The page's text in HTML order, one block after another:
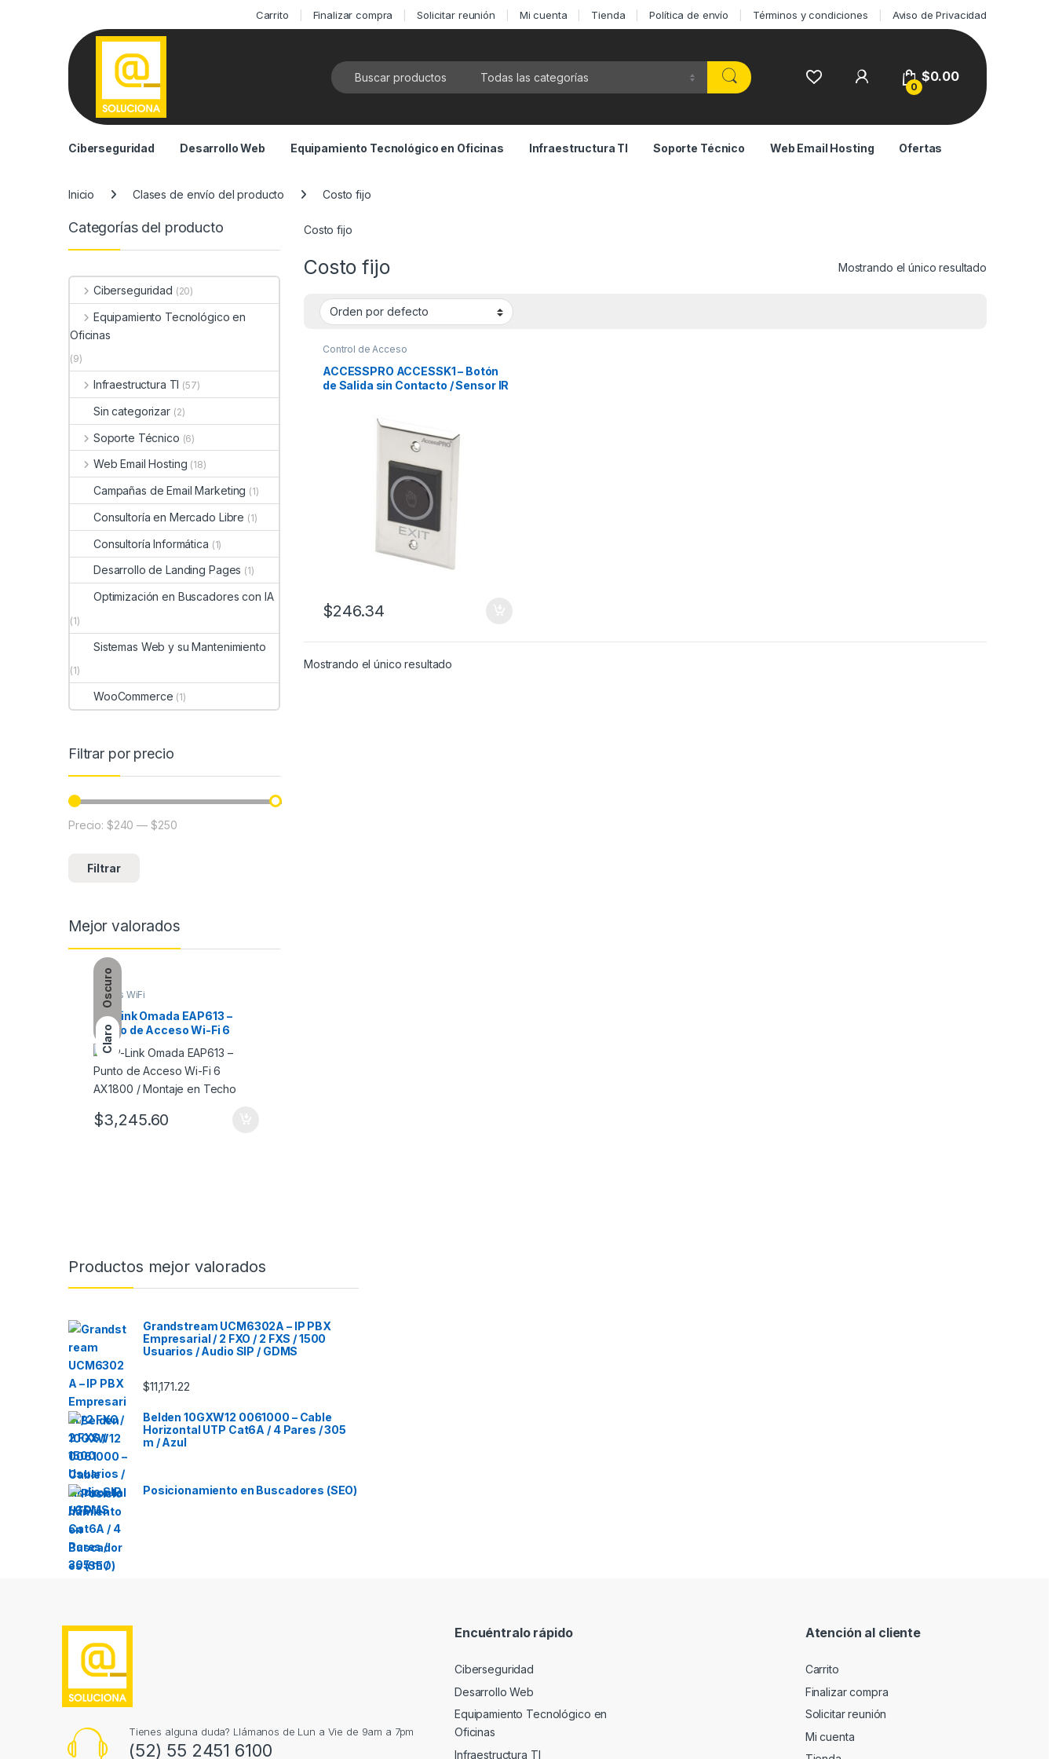
Oscuro
Claro
Carrito Finalizar compra Solicitar reunión Mi cuenta Tienda Política de envío Términos y condiciones Aviso de Privacidad
Busca por:
0
$0.00
Ciberseguridad Desarrollo Web Equipamiento Tecnológico en Oficinas Infraestructura TI Soporte Técnico Web Email Hosting Ofertas
Inicio Clases de envío del producto Costo fijo
Costo fijo
Costo fijo Mostrando el único resultado
Control de Acceso
ACCESSPRO ACCESSK1 – Botón
de Salida sin Contacto / Sensor IR
$246.34
Mostrando el único resultado
Categorías del producto
Ciberseguridad (20)
Equipamiento Tecnológico en
Oficinas
(9)
Infraestructura TI (57)
Sin categorizar (2)
Soporte Técnico (6)
Web Email Hosting (18)
Campañas de Email Marketing (1)
Consultoría en Mercado Libre (1)
Consultoría Informática (1)
Desarrollo de Landing Pages (1)
Optimización en Buscadores con IA
(1)
Sistemas Web y su Mantenimiento
(1)
WooCommerce (1)
Filtrar por precio
Precio mínimo
Precio máximo
Filtrar
Precio: $240 — $250
Mejor valorados
Redes WiFi
TP-Link Omada EAP613 –
Punto de Acceso Wi-Fi 6
AX1800 / Montaje en Techo
$3,245.60
Productos mejor valorados
Grandstream UCM6302A – IP PBX
Empresarial / 2 FXO / 2 FXS / 1500
Usuarios / Audio SIP / GDMS
$11,171.22
Belden 10GXW12 0061000 – Cable
Horizontal UTP Cat6A / 4 Pares / 305
m / Azul
Posicionamiento en Buscadores (SEO)
Tienes alguna duda? Llámanos de Lun a Vie de 9am a 7pm
(52) 55 2451 6100
Encuéntralo rápido
Ciberseguridad
Desarrollo Web
Equipamiento Tecnológico en
Oficinas
Infraestructura TI
Atención al cliente
Carrito
Finalizar compra
Solicitar reunión
Mi cuenta